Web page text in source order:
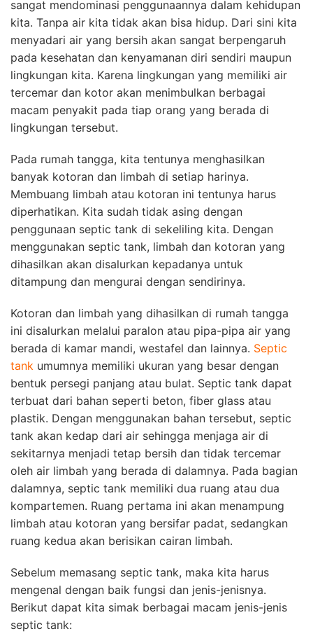
sangat mendominasi penggunaannya dalam kehidupan
kita. Tanpa air kita tidak akan bisa hidup. Dari sini kita
menyadari air yang bersih akan sangat berpengaruh
pada kesehatan dan kenyamanan diri sendiri maupun
lingkungan kita. Karena lingkungan yang memiliki air
tercemar dan kotor akan menimbulkan berbagai
macam penyakit pada tiap orang yang berada di
lingkungan tersebut.
Pada rumah tangga, kita tentunya menghasilkan
banyak kotoran dan limbah di setiap harinya.
Membuang limbah atau kotoran ini tentunya harus
diperhatikan. Kita sudah tidak asing dengan
penggunaan septic tank di sekeliling kita. Dengan
menggunakan septic tank, limbah dan kotoran yang
dihasilkan akan disalurkan kepadanya untuk
ditampung dan mengurai dengan sendirinya.
Kotoran dan limbah yang dihasilkan di rumah tangga
ini disalurkan melalui paralon atau pipa-pipa air yang
berada di kamar mandi, westafel dan lainnya. Septic
tank umumnya memiliki ukuran yang besar dengan
bentuk persegi panjang atau bulat. Septic tank dapat
terbuat dari bahan seperti beton, fiber glass atau
plastik. Dengan menggunakan bahan tersebut, septic
tank akan kedap dari air sehingga menjaga air di
sekitarnya menjadi tetap bersih dan tidak tercemar
oleh air limbah yang berada di dalamnya. Pada bagian
dalamnya, septic tank memiliki dua ruang atau dua
kompartemen. Ruang pertama ini akan menampung
limbah atau kotoran yang bersifar padat, sedangkan
ruang kedua akan berisikan cairan limbah.
Sebelum memasang septic tank, maka kita harus
mengenal dengan baik fungsi dan jenis-jenisnya.
Berikut dapat kita simak berbagai macam jenis-jenis
septic tank: